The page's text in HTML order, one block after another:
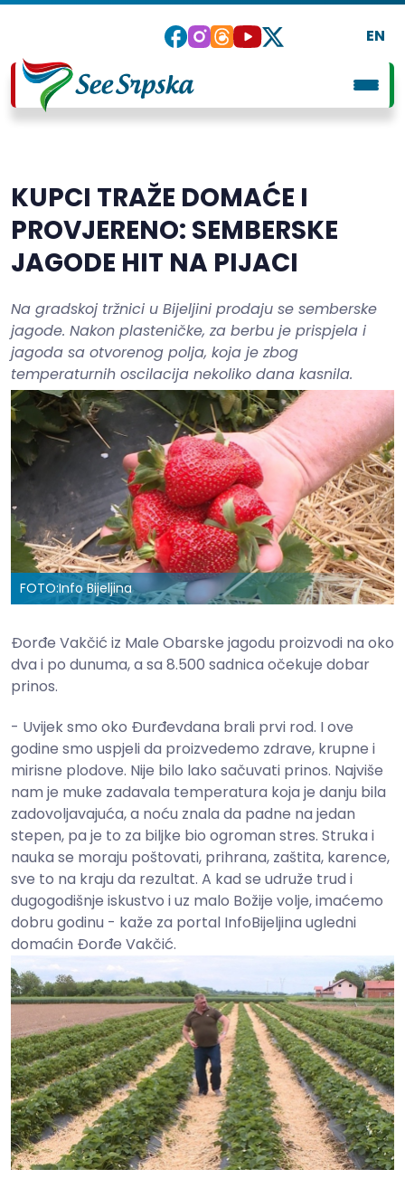
EN
KUPCI TRAŽE DOMAĆE I
PROVJERENO: SEMBERSKE
JAGODE HIT NA PIJACI
Na gradskoj tržnici u Bijeljini prodaju se semberske
jagode. Nakon plasteničke, za berbu je prispjela i
jagoda sa otvorenog polja, koja je zbog
temperaturnih oscilacija nekoliko dana kasnila.
FOTO:Info Bijeljina
Đorđe Vakčić iz Male Obarske jagodu proizvodi na oko
dva i po dunuma, a sa 8.500 sadnica očekuje dobar
prinos.
- Uvijek smo oko Đurđevdana brali prvi rod. I ove
godine smo uspjeli da proizvedemo zdrave, krupne i
mirisne plodove. Nije bilo lako sačuvati prinos. Najviše
nam je muke zadavala temperatura koja je danju bila
zadovoljavajuća, a noću znala da padne na jedan
stepen, pa je to za biljke bio ogroman stres. Struka i
nauka se moraju poštovati, prihrana, zaštita, karence,
sve to na kraju da rezultat. A kad se udruže trud i
dugogodišnje iskustvo i uz malo Božije volje, imaćemo
dobru godinu - kaže za portal InfoBijeljina ugledni
domaćin Đorđe Vakčić.